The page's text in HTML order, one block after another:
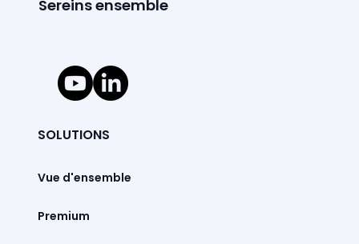
Sereins ensemble
SOLUTIONS
Vue d'ensemble
Premium